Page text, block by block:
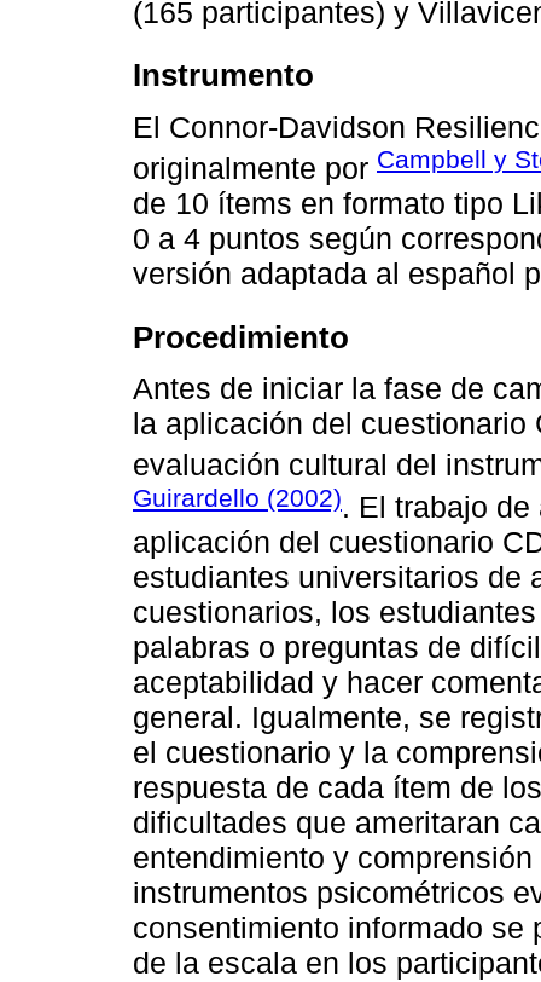
(165 participantes) y
Instrumento
El Connor-Davidson
originalmente por Campbell y
de 10 ítems en formato tipo
0 a 4 puntos según
versión adaptada al español
Procedimiento
Antes de iniciar la fase de
la aplicación del cuestionario
evaluación cultural del
Guirardello (2002). El trabajo
aplicación del cuestionario
estudiantes universitarios de
cuestionarios, los
palabras o preguntas de
aceptabilidad y hacer
general. Igualmente, se
el cuestionario y la
respuesta de cada ítem de
dificultades que ameritaran
entendimiento y
instrumentos psicométricos
consentimiento informado se
de la escala en los